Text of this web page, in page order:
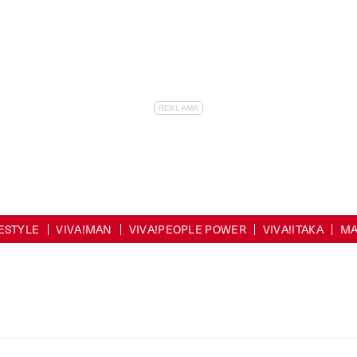
VIVA!MAN VIVA!PEOPLE POWER VIVA!ITAKA